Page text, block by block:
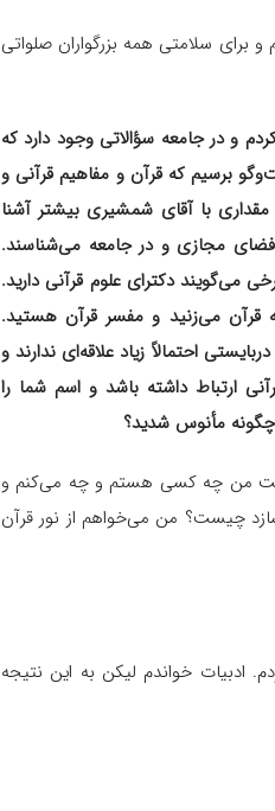
سلامتی همه بزرگواران صلواتی
و در جامعه سؤالاتی وجود دارد که
برسیم که قرآن و مفاهیم قرآنی و
با آقای شمشیری بیشتر آشنا
فضای مجازی و در جامعه می‌شناسند.
دکترای علوم قرآنی دارید.
قرآن می‌زنید و مفسر قرآن هستید.
احتمالاً زیاد علاقه‌ای ندارند و
ارتباط داشته باشد و اسم شما را
چگونه مأنوس شدید؟
نیست من چه کسی هستم و چه می‌کنم و
چیست؟ من می‌خواهم از نور قرآن
ادبیات خواندم لیکن به این نتیجه